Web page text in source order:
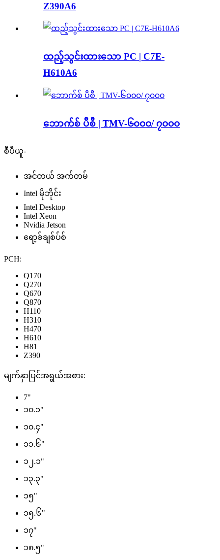
Z390A6
ထည့်သွင်းထားသော PC | C7E-
H610A6
ဘောက်စ် ပီစီ | TMV-၆၀၀၀/ ၇၀၀၀
စီပီယူ-
အင်တယ် အက်တမ်
Intel မိုဘိုင်း
Intel Desktop
Intel Xeon
Nvidia Jetson
ရော့ခ်ချစ်ပ်စ်
PCH:
Q170
Q270
Q670
Q870
H110
H310
H470
H610
H81
Z390
မျက်နှာပြင်အရွယ်အစား:
7"
၁၀.၁"
၁၀.၄"
၁၁.၆"
၁၂.၁"
၁၃.၃"
၁၅"
၁၅.၆"
၁၇"
၁၈.၅"